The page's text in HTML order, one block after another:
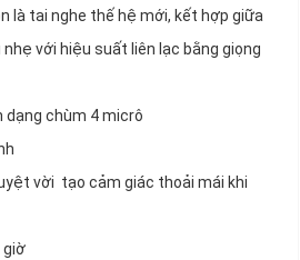
là tai nghe thế hệ mới, kết hợp giữa
với hiệu suất liên lạc bằng giọng
dạng chùm 4 micrô
vời tạo cảm giác thoải mái khi
giờ